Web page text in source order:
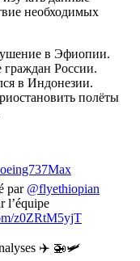
необходимых
в Эфиопии.
граждан России.
в Индонезии.
полёты
par @flyethiopian
l’équipe
z0ZRtM5yjT
✈️ 🚁🛩